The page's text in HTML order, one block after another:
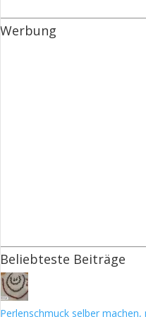
Werbung
Beliebteste Beiträge
Perlenschmuck selber